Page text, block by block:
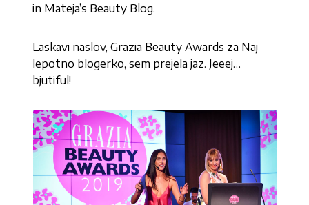
in Mateja’s Beauty Blog.
Laskavi naslov, Grazia Beauty Awards za Naj
lepotno blogerko, sem prejela jaz. Jeeej…
bjutiful!